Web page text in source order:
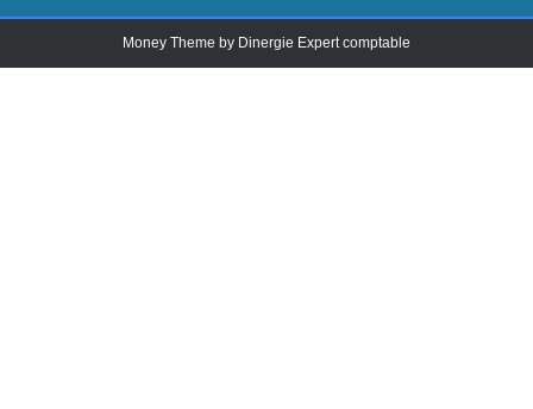
Money Theme by Dinergie Expert comptable